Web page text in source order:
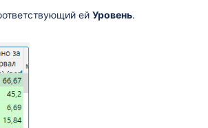
ей Уровень.